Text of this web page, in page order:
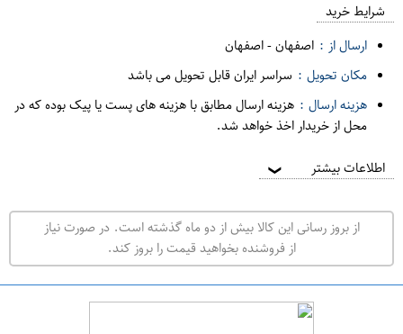
ر
ت
ه
ر
ا
شرایط خرید
ارسال از : اصفهان-اصفهان
مکان تحویل : سراسر ایران قابل تحویل می باشد
هزینه ارسال : هزینه ارسال مطابق با هزینه های پست یا پیک بوده که در
محل از خریدار اخذ خواهد شد.
اطلاعات بیشتر ❯
از بروز رسانی این کالا بیش از دو ماه گذشته است. در صورت نیاز
از فروشنده بخواهید قیمت را بروز کند.